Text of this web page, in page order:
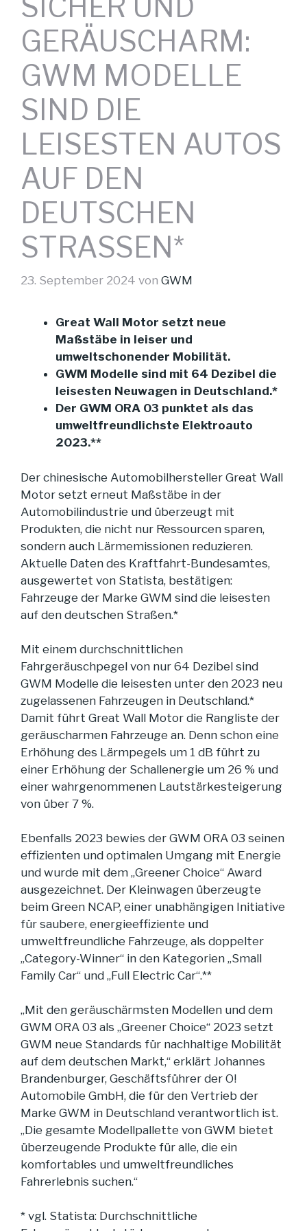
GERÄUSCHARM:
GWM MODELLE
SIND DIE
LEISESTEN AUTOS
AUF DEN
DEUTSCHEN
STRASSEN*
23. September 2024 von GWM
Great Wall Motor setzt neue
Maßstäbe in leiser und
umweltschonender Mobilität.
GWM Modelle sind mit 64 Dezibel die
leisesten Neuwagen in Deutschland.*
Der GWM ORA 03 punktet als das
umweltfreundlichste Elektroauto
2023.**
Der chinesische Automobilhersteller Great Wall
Motor setzt erneut Maßstäbe in der
Automobilindustrie und überzeugt mit
Produkten, die nicht nur Ressourcen sparen,
sondern auch Lärmemissionen reduzieren.
Aktuelle Daten des Kraftfahrt-Bundesamtes,
ausgewertet von Statista, bestätigen:
Fahrzeuge der Marke GWM sind die leisesten
auf den deutschen Straßen.*
Mit einem durchschnittlichen
Fahrgeräuschpegel von nur 64 Dezibel sind
GWM Modelle die leisesten unter den 2023 neu
zugelassenen Fahrzeugen in Deutschland.*
Damit führt Great Wall Motor die Rangliste der
geräuscharmen Fahrzeuge an. Denn schon eine
Erhöhung des Lärmpegels um 1 dB führt zu
einer Erhöhung der Schallenergie um 26 % und
einer wahrgenommenen Lautstärkesteigerung
von über 7 %.
Ebenfalls 2023 bewies der GWM ORA 03 seinen
effizienten und optimalen Umgang mit Energie
und wurde mit dem „Greener Choice“ Award
ausgezeichnet. Der Kleinwagen überzeugte
beim Green NCAP, einer unabhängigen Initiative
für saubere, energieeffiziente und
umweltfreundliche Fahrzeuge, als doppelter
„Category-Winner“ in den Kategorien „Small
Family Car“ und „Full Electric Car“.**
„Mit den geräuschärmsten Modellen und dem
GWM ORA 03 als „Greener Choice“ 2023 setzt
GWM neue Standards für nachhaltige Mobilität
auf dem deutschen Markt,“ erklärt Johannes
Brandenburger, Geschäftsführer der O!
Automobile GmbH, die für den Vertrieb der
Marke GWM in Deutschland verantwortlich ist.
„Die gesamte Modellpallette von GWM bietet
überzeugende Produkte für alle, die ein
komfortables und umweltfreundliches
Fahrerlebnis suchen.“
* vgl. Statista: Durchschnittliche